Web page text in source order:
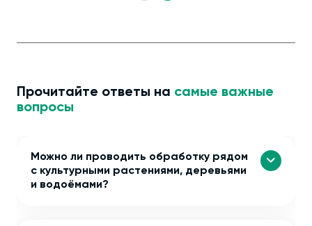
Прочитайте ответы на самые важные
вопросы
Можно ли проводить обработку рядом
с культурными растениями, деревьями
и водоёмами?